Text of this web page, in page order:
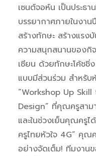
เซนต์จอห์น เป็นประธา
บรรยากาศภายในงาน
สร้างทักษะ สร้างแร
ความสนุกสนานของกิ
เซียน ด้วยทักษะโค้ชชิ่
แบบมีส่วนร่วม สำหรับ
“Workshop Up
Design” ที่คุณครูสาม
และในช่วงเย็นคุณครูไ
ครูไทยหัวใจ 4G” คุณ
อย่างจัดเต็ม! ทีมงาน